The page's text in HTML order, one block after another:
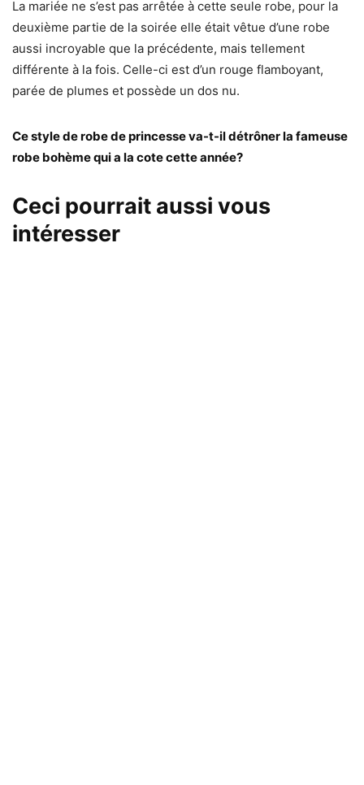
La mariée ne s’est pas arrêtée à cette seule robe, pour la
deuxième partie de la soirée elle était vêtue d’une robe
aussi incroyable que la précédente, mais tellement
différente à la fois. Celle-ci est d’un rouge flamboyant,
parée de plumes et possède un dos nu.
Ce style de robe de princesse va-t-il détrôner la fameuse
robe bohème qui a la cote cette année?
Ceci pourrait aussi vous
intéresser